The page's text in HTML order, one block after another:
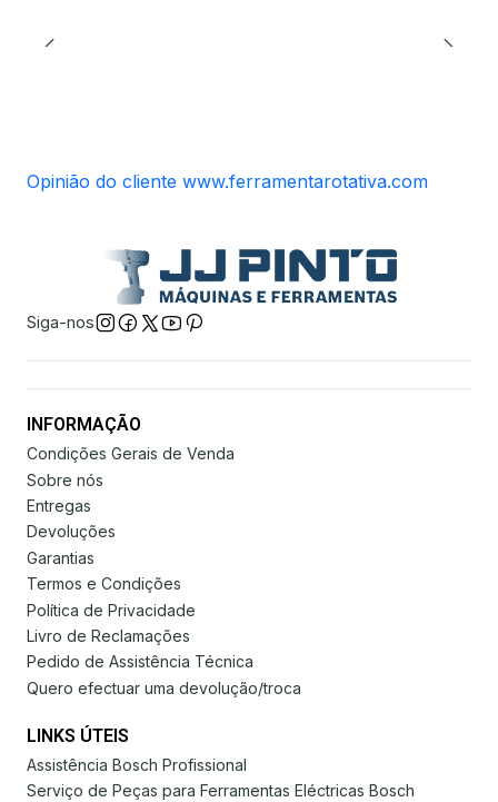
Opinião do cliente www.ferramentarotativa.com
Siga-nos
INFORMAÇÃO
Condições Gerais de Venda
Sobre nós
Entregas
Devoluções
Garantias
Termos e Condições
Política de Privacidade
Livro de Reclamações
Pedido de Assistência Técnica
Quero efectuar uma devolução/troca
LINKS ÚTEIS
Assistência Bosch Profissional
Serviço de Peças para Ferramentas Eléctricas Bosch